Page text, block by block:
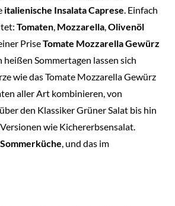
italienische Insalata Caprese. Einfach
Tomaten, Mozzarella,Olivenöl
PriseTomate Mozzarella Gewürz
heißen Sommertagen lassen sich
wie das Tomate Mozzarella Gewürz
aller Art kombinieren, von
den Klassiker Grüner Salat bis hin
wie Kichererbsensalat.
Sommerküche, und das im